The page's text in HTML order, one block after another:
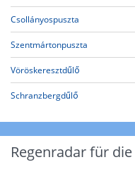
Csollányospuszta
Szentmártonpuszta
Vöröskeresztdűlő
Schranzbergdűlő
Regenradar für